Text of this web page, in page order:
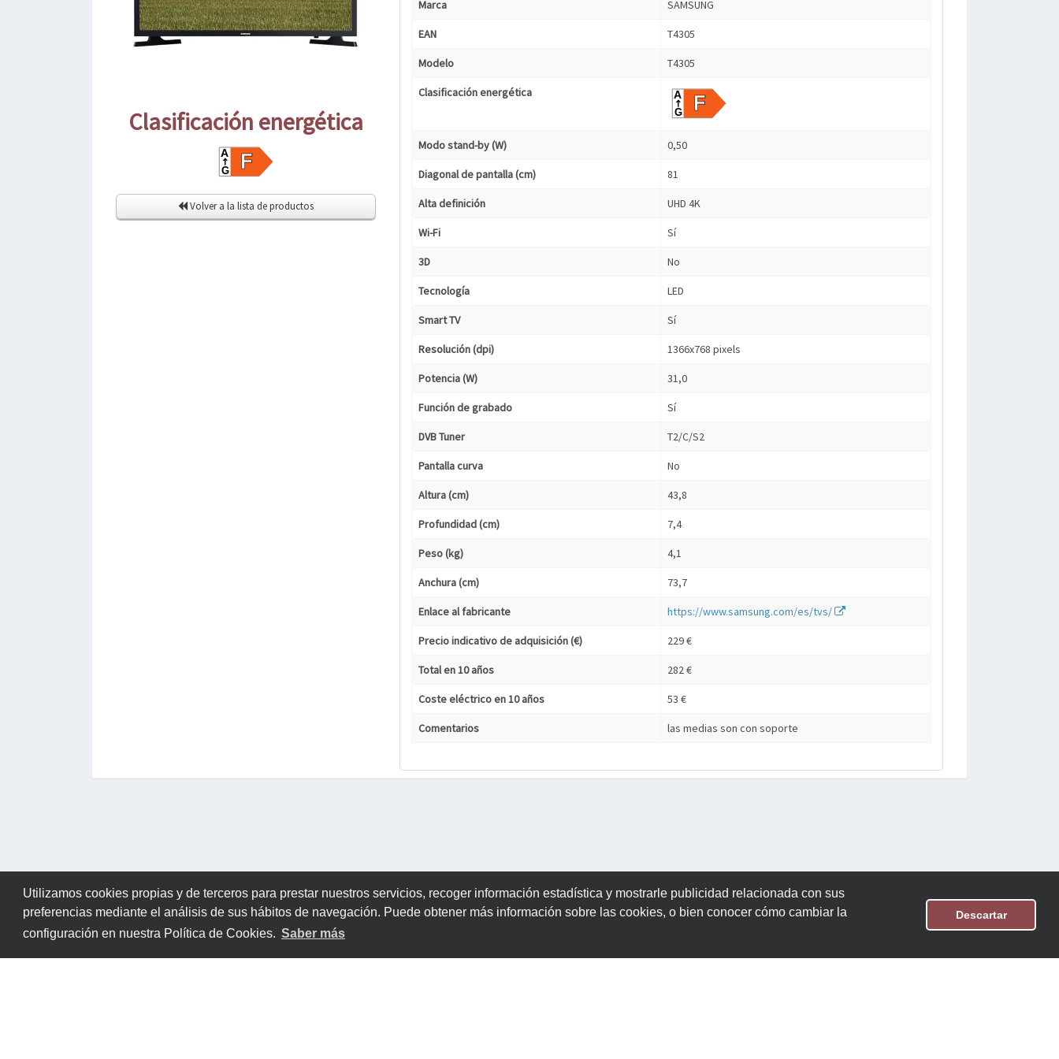
Utilizamos cookies propias y de terceros para prestar nuestros servicios, recoger información estadística y mostrarle publicidad relacionada con sus
preferencias mediante el análisis de sus hábitos de navegación. Puede obtener más información sobre las cookies, o bien conocer cómo cambiar la
configuración en nuestra Política de Cookies. Saber más
Descartar
Clasificación energética
Volver a la lista de productos
Marca SAMSUNG
EAN T4305
Modelo T4305
Clasificación energética
Modo stand-by (W) 0,50
Diagonal de pantalla (cm) 81
Alta definición UHD 4K
Wi-Fi Sí
3D No
Tecnología LED
Smart TV Sí
Resolución (dpi) 1366x768 pixels
Potencia (W) 31,0
Función de grabado Sí
DVB Tuner T2/C/S2
Pantalla curva No
Altura (cm) 43,8
Profundidad (cm) 7,4
Peso (kg) 4,1
Anchura (cm) 73,7
Enlace al fabricante https://www.samsung.com/es/tvs/
Precio indicativo de adquisición (€) 229 €
Total en 10 años 282 €
Coste eléctrico en 10 años 53 €
Comentarios las medias son con soporte